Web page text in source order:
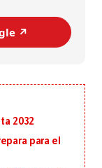
↗️
2032
para el